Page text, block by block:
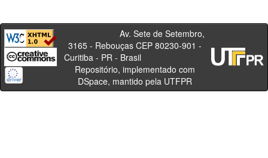
Av. Sete de Setembro,
3165 - Rebouças CEP 80230-901 -
Curitiba - PR - Brasil
Repositório, implementado com
DSpace, mantido pela UTFPR